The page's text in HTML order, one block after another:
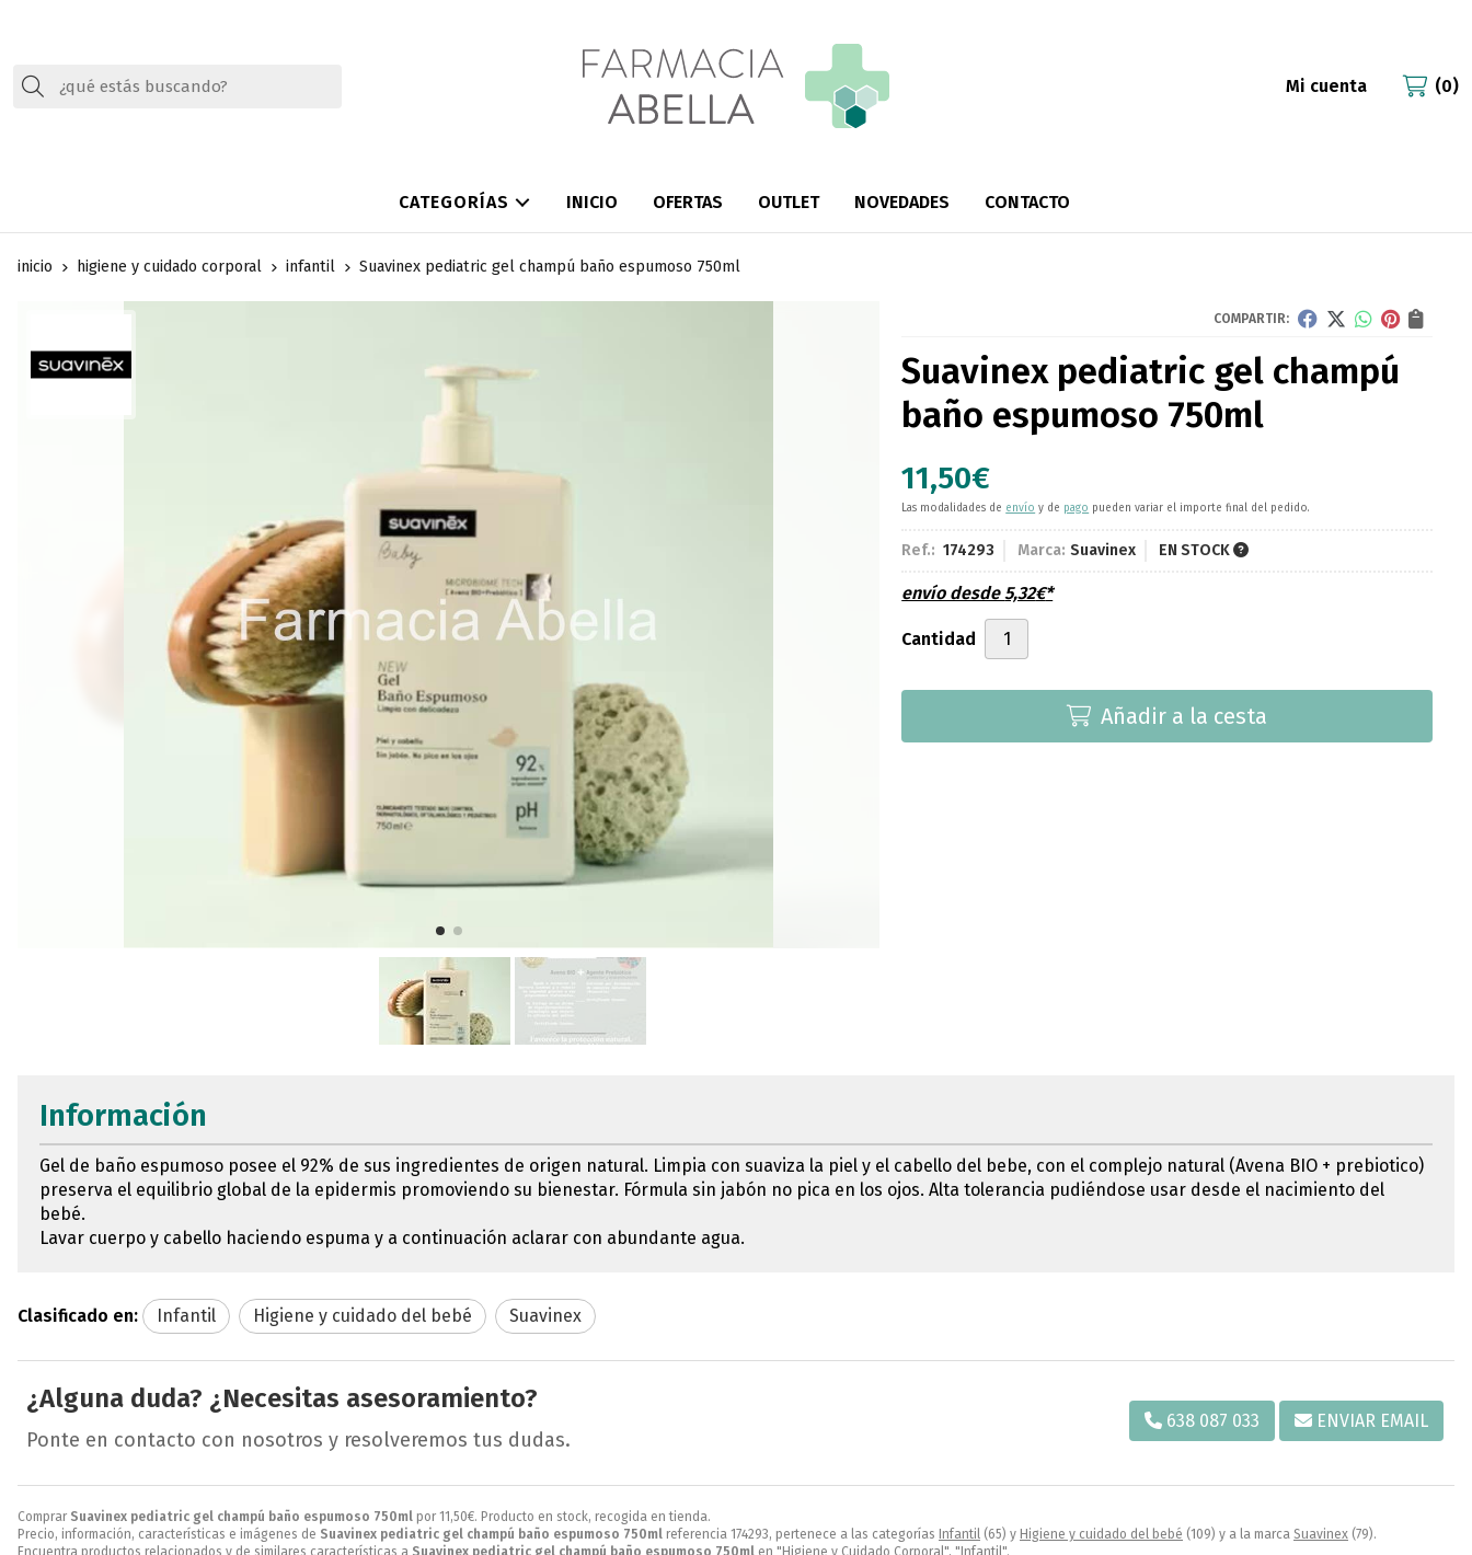
Buscar Mi cuenta 0
CATEGORÍAS INICIO OFERTAS OUTLET NOVEDADES CONTACTO
inicio higiene y cuidado corporal infantil Suavinex pediatric gel champú baño espumoso 750ml
COMPARTIR:
Suavinex pediatric gel champú
baño espumoso 750ml
11,50€
Las modalidades de envío y de pago pueden variar el importe final del pedido.
Ref.: 174293 Marca: Suavinex EN STOCK
envío desde5,32€*
Cantidad
Añadir a la cesta
Comprar Suavinex pediatric gel champú baño espumoso 750ml por 11,50€. Producto en stock, recogida en tienda.
Precio, información, características e imágenes de Suavinex pediatric gel champú baño espumoso 750ml referencia 174293, pertenece a las categorías Infantil (65) y Higiene y cuidado del bebé (109) y a la marca Suavinex (79).
Encuentra productos relacionados y de similares características a Suavinex pediatric gel champú baño espumoso 750ml en "Higiene y Cuidado Corporal", "Infantil".
Información
Gel de baño espumoso posee el 92% de sus ingredientes de origen natural. Limpia con suaviza la piel y el cabello del bebe, con el complejo natural (Avena BIO + prebiotico)
preserva el equilibrio global de la epidermis promoviendo su bienestar. Fórmula sin jabón no pica en los ojos. Alta tolerancia pudiéndose usar desde el nacimiento del
bebé.
Lavar cuerpo y cabello haciendo espuma y a continuación aclarar con abundante agua.
Clasificado en: Infantil Higiene y cuidado del bebé Suavinex
¿Alguna duda? ¿Necesitas asesoramiento?
Ponte en contacto con nosotros y resolveremos tus dudas.
638 087 033 ENVIAR EMAIL